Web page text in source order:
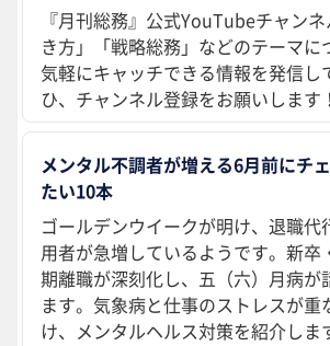
『月刊総務』公式YouTubeチャン
き方」「戦略総務」などのテーマに
気軽にキャッチできる情報を発信し
ひ、チャンネル登録をお願いします
メンタル不調者が増える6月前にチ
たい10本
ゴールデンウイークが明け、退職代
用者が急増しているようです。新卒
期離職が深刻化し、五（六）月病が
ます。気象病と仕事のストレスが重
け、メンタルヘルス対策を紹介しま